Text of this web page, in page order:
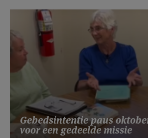
Gebedsintentie paus
voor een gedeelde missie